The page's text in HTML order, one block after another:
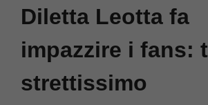
Diletta Leotta fa
impazzire i fans:
strettissimo